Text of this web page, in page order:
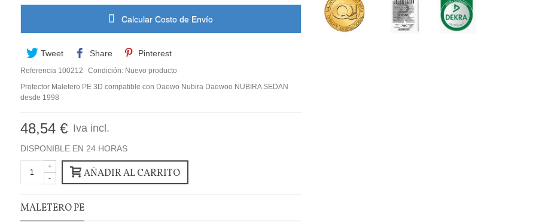
Calcular Costo de Envío
Tweet Share Pinterest
Referencia 100212 Condición: Nuevo producto
Protector Maletero PE 3D compatible con Daewo Nubira Daewoo NUBIRA SEDAN
desde 1998
48,54 € Iva incl.
DISPONIBLE EN 24 HORAS
-
+
AÑADIR AL CARRITO
MALETERO PE